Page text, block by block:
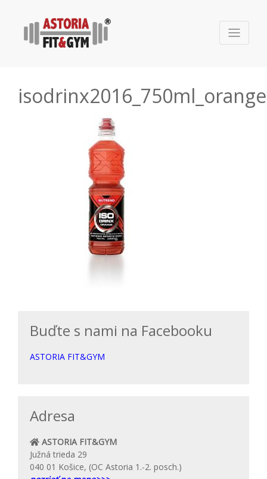
isodrinx2016_750ml_orange
Buďte s nami na Facebooku
ASTORIA FIT&GYM
Adresa
ASTORIA FIT&GYM
Južná trieda 29
040 01 Košice, (OC Astoria 1.-2. posch.)